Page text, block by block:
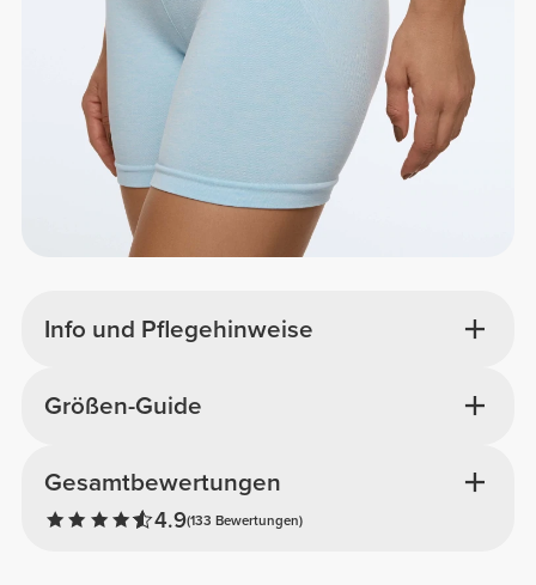
Info und Pflegehinweise
Gesamtbewertungen
4.9(133 Bewertungen)
Größen-Guide